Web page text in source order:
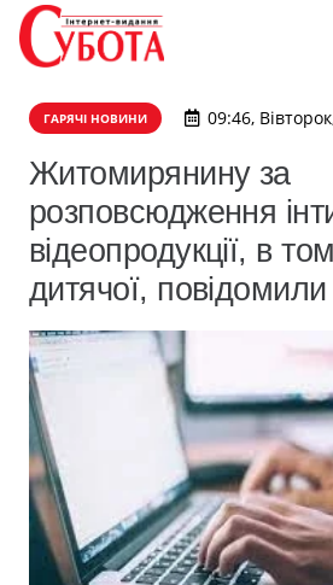
ГАРЯЧІ НОВИНИ 09:46,
Житомирянину за
розповсюдження
відеопродукції, в
дитячої,